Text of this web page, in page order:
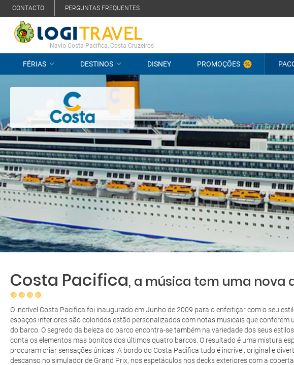
CONTACTO PERGUNTAS FREQUENTES
Navio Costa Pacifica, Costa Cruzeiros
FÉRIAS DESTINOS DISNEY PROMOÇÕES
Costa Pacifica, a música tem uma nova
O incrível Costa Pacifica foi inaugurado em Junho de 2009 para o enfeitiçar com o seu
espaços interiores são coloridos estão personalizados com notas musicais que
do barco. O segredo da beleza do barco encontra-se também na variedade dos seus
conta os elementos mas bonitos dos últimos quatro barcos. O resultado é uma mistura
procuram criar sensações únicas. A bordo do Costa Pacifica tudo é incrível, original e
descanso no simulador de Grand Prix, nos espetáculos nos decks exteriores com a